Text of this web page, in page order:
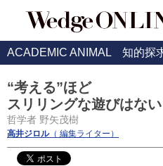
ACADEMIC ANIMAL 知的探
“考える”ほど
スリリングな遊びはない
哲学者 野矢茂樹
高井ジロル（ 編集ライター）